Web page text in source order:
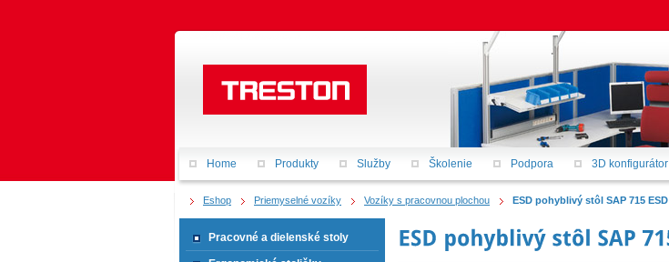
Eshop Priemyselné vozíky Vozíky s pracovnou plochou ESD pohyblivý stôl SAP 715 ESD
Pracovné a dielenské stoly
Home Produkty Služby Školenie Podpora 3D konfigurátor